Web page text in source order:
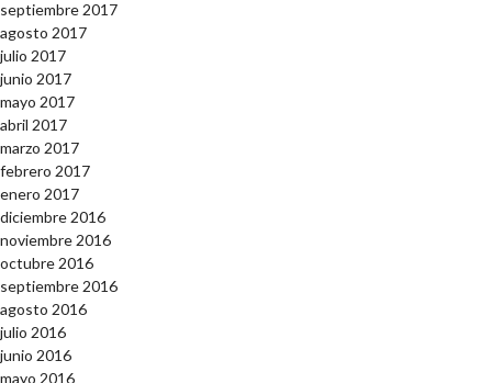
septiembre 2017
agosto 2017
julio 2017
junio 2017
mayo 2017
abril 2017
marzo 2017
febrero 2017
enero 2017
diciembre 2016
noviembre 2016
octubre 2016
septiembre 2016
agosto 2016
julio 2016
junio 2016
mayo 2016